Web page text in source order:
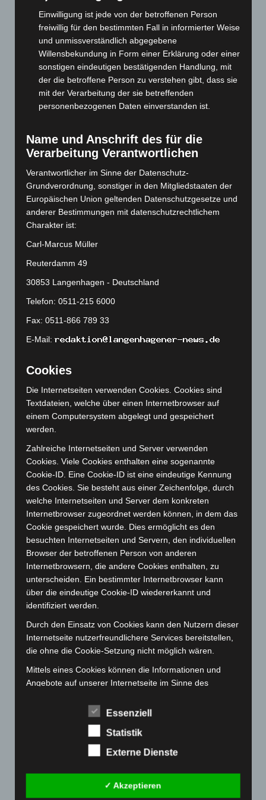
Juli 2025
Juni 2025 (103)
Mai 2025 (112)
April 2025(88)
März 2025(111)
Februar 2025(96)
Januar 2025(88)
November 2024(94)
September 2024(112)
August 2024(107)
Juli 2024(89)
(103)
Februar 2024(103)
Januar 2024 (111)
Dezember 2023(130)
September 2023
(133)
August 2023(134)
Juli 2023(118)
Juni 2023(142)
Mai 2023 (139)
April 2023(155)
März 2023(174)
Februar 2023
(154)
Januar 2023 (140)
Dezember 2022(130)
November 2022 (167)
Oktober 2022(166)
September 2022(205)
August 2022 (166)
Juli 2022(133)
Juni 2022
(167)
Mai 2022(177)
(189)
Dezember 2021(204)
Einwilligung ist jede von der betroffenen Person
freiwillig für den bestimmten Fall in informierter Weise
und unmissverständlich abgegebene
Willensbekundung in Form einer Erklärung oder einer
sonstigen eindeutigen bestätigenden Handlung, mit
der die betroffene Person zu verstehen gibt, dass sie
mit der Verarbeitung der sie betreffenden
personenbezogenen Daten einverstanden ist.
Name und Anschrift des für die
Verarbeitung Verantwortlichen
Verantwortlicher im Sinne der Datenschutz-
Grundverordnung, sonstiger in den Mitgliedstaaten der
Europäischen Union geltenden Datenschutzgesetze und
anderer Bestimmungen mit datenschutzrechtlichem
Charakter ist:
Carl-Marcus Müller
Reuterdamm 49
30853 Langenhagen - Deutschland
Telefon: 0511-215 6000
Fax: 0511-866 789 33
E-Mail:
Cookies
Die Internetseiten verwenden Cookies. Cookies sind
Textdateien, welche über einen Internetbrowser auf
einem Computersystem abgelegt und gespeichert
werden.
Zahlreiche Internetseiten und Server verwenden
Cookies. Viele Cookies enthalten eine sogenannte
Cookie-ID. Eine Cookie-ID ist eine eindeutige Kennung
des Cookies. Sie besteht aus einer Zeichenfolge, durch
welche Internetseiten und Server dem konkreten
Internetbrowser zugeordnet werden können, in dem das
Cookie gespeichert wurde. Dies ermöglicht es den
besuchten Internetseiten und Servern, den individuellen
Browser der betroffenen Person von anderen
Internetbrowsern, die andere Cookies enthalten, zu
unterscheiden. Ein bestimmter Internetbrowser kann
über die eindeutige Cookie-ID wiedererkannt und
identifiziert werden.
Durch den Einsatz von Cookies kann den Nutzern dieser
Internetseite nutzerfreundlichere Services bereitstellen,
die ohne die Cookie-Setzung nicht möglich wären.
Mittels eines Cookies können die Informationen und
Angebote auf unserer Internetseite im Sinne des
wie bereits erwähnt, die Benutzer unserer Internetseite
es, den Nutzern die Verwendung unserer Internetseite
zu erleichtern. Der Benutzer einer Internetseite, die
Besuch der Internetseite erneut seine Zugangsdaten
eingeben, weil dies von der Internetseite und dem auf
Essenziell
Statistik
Externe Dienste
✓ Akzeptieren